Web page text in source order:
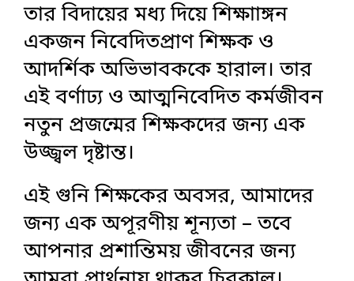
তার বিদায়ের মধ্য দিয়ে শিক্ষাাঙ্গন
একজন নিবেদিতপ্রাণ শিক্ষক ও
আদর্শিক অভিভাবককে হারাল। তার
এই বর্ণাঢ্য ও আত্মনিবেদিত কর্মজীবন
নতুন প্রজন্মের শিক্ষকদের জন্য এক
উজ্জ্বল দৃষ্টান্ত।
এই গুনি শিক্ষকের অবসর, আমাদের
জন্য এক অপূরণীয় শূন্যতা – তবে
আপনার প্রশান্তিময় জীবনের জন্য